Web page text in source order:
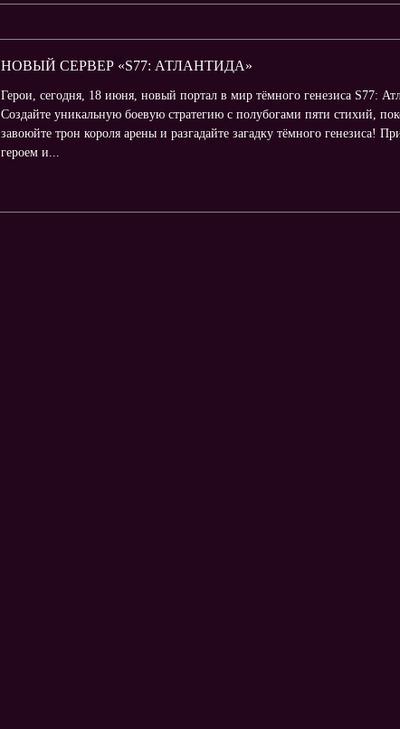
НОВЫЙ СЕРВЕР «S77: АТЛАНТИДА»
Герои, сегодня, 18 июня, новый портал в мир тёмного генезиса S77:
Создайте уникальную боевую стратегию с полубогами пяти стихий,
завоюйте трон короля арены и разгадайте загадку тёмного генезиса!
героем и...